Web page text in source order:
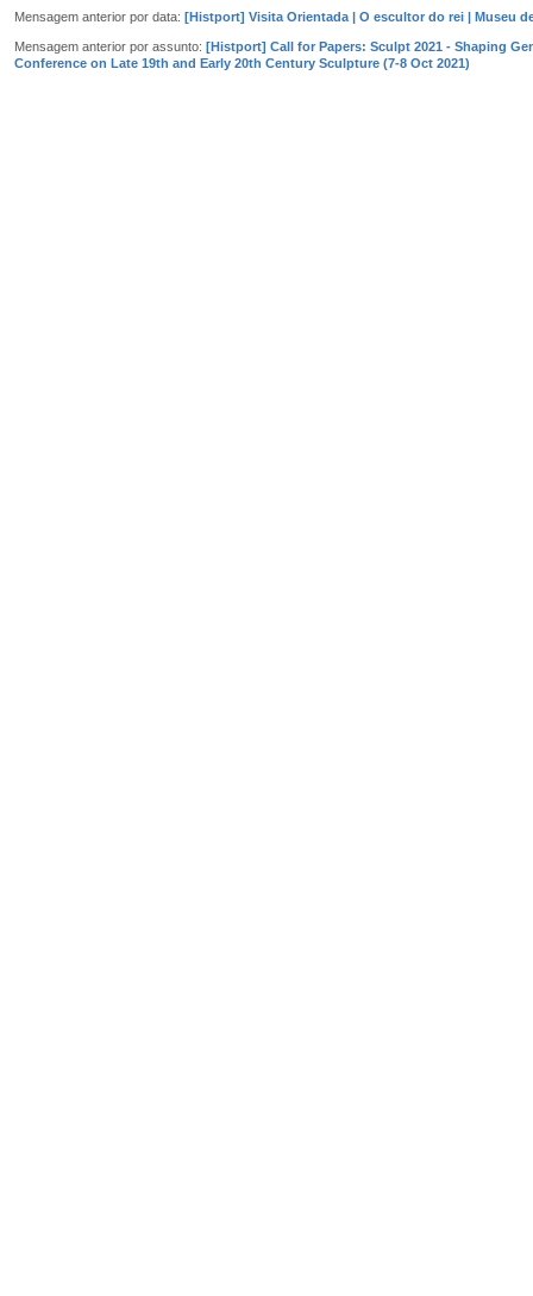
Mensagem anterior por data: [Histport] Visita Orientada | O escultor do rei | Museu
Mensagem anterior por assunto: [Histport] Call for Papers: Sculpt 2021 - Shaping
Conference on Late 19th and Early 20th Century Sculpture (7-8 Oct 2021)